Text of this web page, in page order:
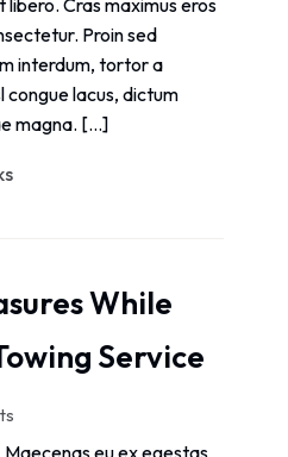
libero. Cras maximus eros
Proin sed
interdum, tortor a
congue lacus, dictum
magna. […]
While
Service
eu ex egestas